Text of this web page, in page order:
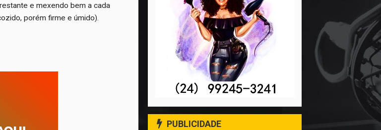
e mexendo bem a cada
porém firme e úmido).
PUBLICIDADE